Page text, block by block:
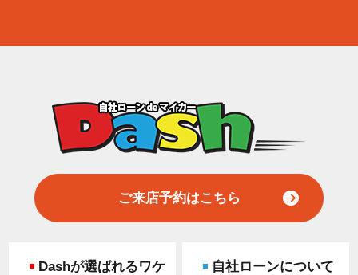
ご来店予約はこちら
Dashが選ばれるワケ 自社ローンについて